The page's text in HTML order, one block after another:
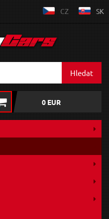
CZ SK
Hledat
0 EUR